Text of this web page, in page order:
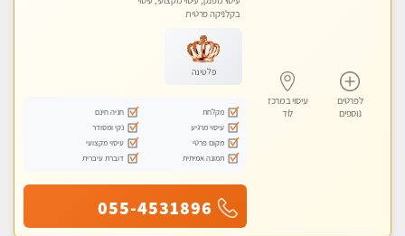
לפרטים
נוספים
עיסוי במרכז
לוד
בקלניקה פרטית
פלטינה
מקלחת
חניה חינם
עיסוי מרגיע
נקי ומסודר
מקום פרטי
עיסוי מקצועי
תמונה אמיתית
דוברת עיברית
055-4531896